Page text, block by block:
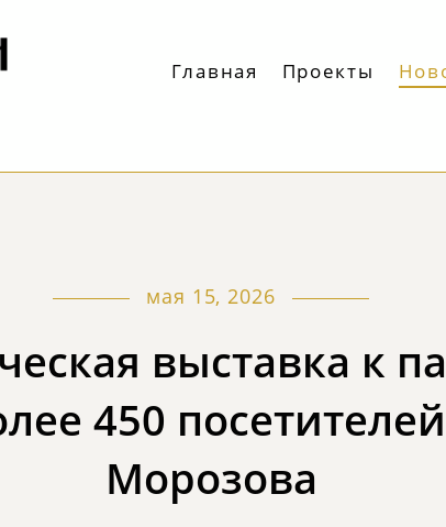
Главная Проекты
мая 15, 2026
выставка к
450
Морозова